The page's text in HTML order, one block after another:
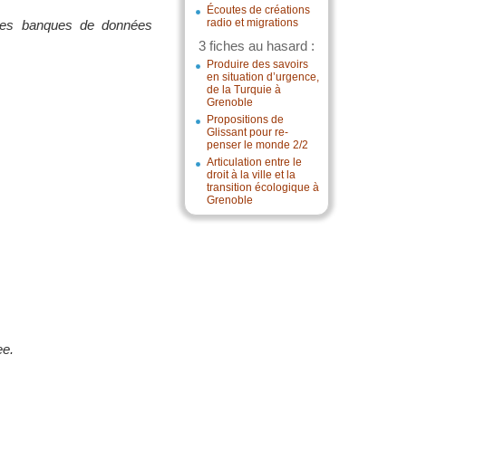
Écoutes de créations
radio et migrations
3 fiches au hasard :
Produire des savoirs
en situation d’urgence,
de la Turquie à
Grenoble
Propositions de
Glissant pour re-
penser le monde 2/2
Articulation entre le
droit à la ville et la
transition écologique à
Grenoble
banques de données